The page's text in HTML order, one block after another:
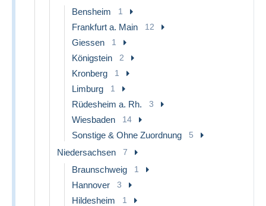
Bensheim 1
Frankfurt a. Main 12
Giessen 1
Königstein 2
Kronberg 1
Limburg 1
Rüdesheim a. Rh. 3
Wiesbaden 14
Sonstige & Ohne Zuordnung 5
Niedersachsen 7
Braunschweig 1
Hannover 3
Hildesheim 1